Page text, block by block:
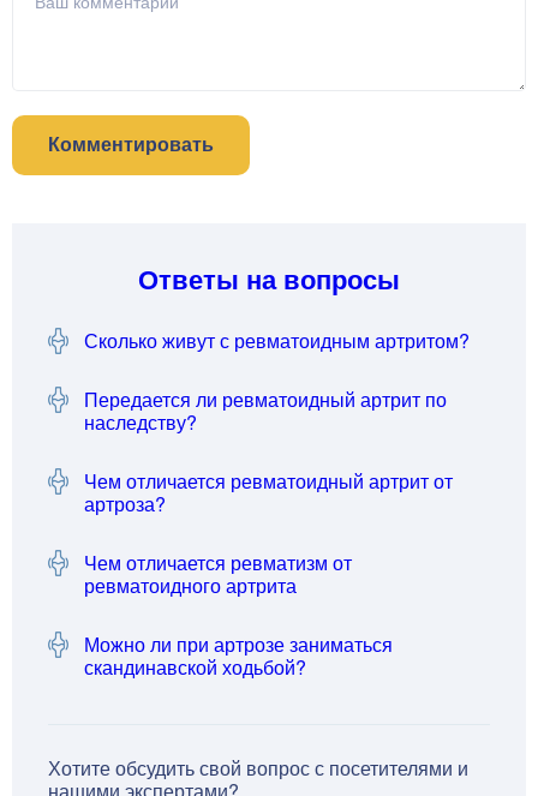
Комментировать
Ответы на вопросы
Сколько живут с ревматоидным артритом?
Передается ли ревматоидный артрит по
наследству?
Чем отличается ревматоидный артрит от
артроза?
Чем отличается ревматизм от
ревматоидного артрита
Можно ли при артрозе заниматься
скандинавской ходьбой?
Хотите обсудить свой вопрос с посетителями и